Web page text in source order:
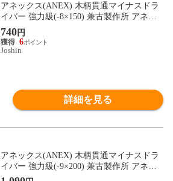
アネックス(ANEX) 木柄貫通マイナスドラ
イバー 強力級(-8×150) 兼古製作所 アネッ
クスツール 170-8-150 【返品種別B】
740円
6
Joshin
詳細を見る
アネックス(ANEX) 木柄貫通マイナスドラ
イバー 強力級(-9×200) 兼古製作所 アネッ
クスツール 170-9-200 【返品種別B】